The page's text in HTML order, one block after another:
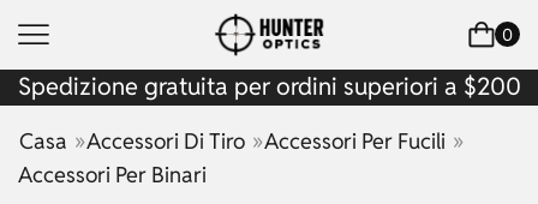
0
Spedizione gratuita per ordini superiori a $200
Casa »Accessori Di Tiro »Accessori Per Fucili »
Accessori Per Binari